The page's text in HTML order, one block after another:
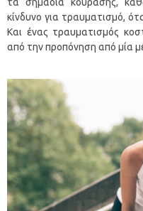
κίνδυνο για τραυματισμό,
Και ένας τραυματισμός
από την προπόνηση από μία